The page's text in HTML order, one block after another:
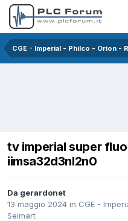
CGE - Imperial - Philco - Orion -
tv imperial super
iimsa32d3nl2n0
Da gerardonet
13 maggio 2024 in CGE -
Seimart